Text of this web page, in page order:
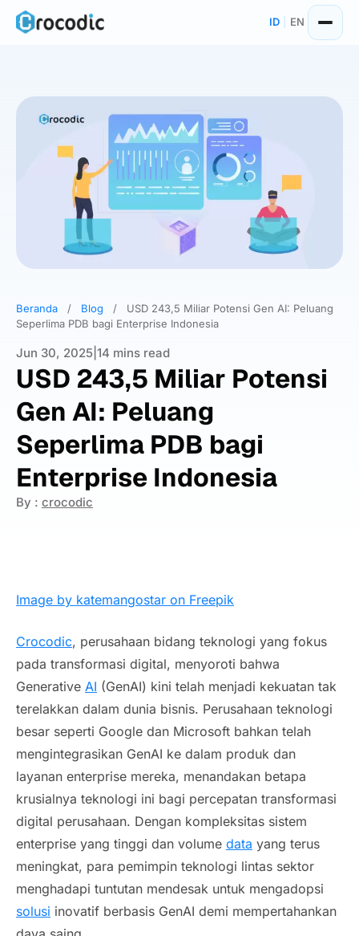
Skip
ID EN
Beranda / Blog /
USD 243,5 Miliar Potensi Gen AI: Peluang
Seperlima PDB bagi Enterprise Indonesia
Jun 30, 2025 14 mins read
USD 243,5 Miliar Potensi
Gen AI: Peluang
Seperlima PDB bagi
Enterprise Indonesia
By : crocodic
Image by katemangostar on Freepik
Crocodic, perusahaan bidang teknologi yang fokus
pada transformasi digital, menyoroti bahwa
Generative AI (GenAI) kini telah menjadi kekuatan tak
terelakkan dalam dunia bisnis. Perusahaan teknologi
besar seperti Google dan Microsoft bahkan telah
mengintegrasikan GenAI ke dalam produk dan
layanan enterprise mereka, menandakan betapa
krusialnya teknologi ini bagi percepatan transformasi
digital perusahaan. Dengan kompleksitas sistem
enterprise yang tinggi dan volume data yang terus
meningkat, para pemimpin teknologi lintas sektor
menghadapi tuntutan mendesak untuk mengadopsi
solusi inovatif berbasis GenAI demi mempertahankan